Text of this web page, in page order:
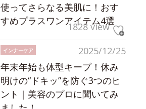
使ってさらなる美肌に！おす
すめプラスワンアイテム4選
1828 view
2025/12/25
インナーケア
年末年始も体型キープ！休み
明けの“ドキッ”を防ぐ3つのヒ
ント｜美容のプロに聞いてみ